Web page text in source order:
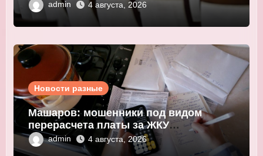
валют центробанков
admin 4 августа, 2026
Новости разные
Машаров: мошенники под видом
перерасчета платы за ЖКУ
выманивают персональные данные
admin 4 августа, 2026